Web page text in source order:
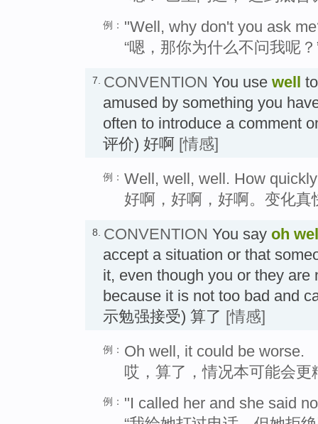
例： "Well, why don't you ask
“嗯，那你为什么不问我呢
7. CONVENTION You use well
amused by something you
often to introduce a comment
评价) 好啊 [情感]
例： Well, well, well. How
好啊，好啊，好啊。变化真
8. CONVENTION You say oh
accept a situation or that
it, even though you or they are
because it is not too bad and
示勉强接受) 算了 [情感]
例： Oh well, it could be worse.
哎，算了，情况本可能会更
例： "I called her and she said